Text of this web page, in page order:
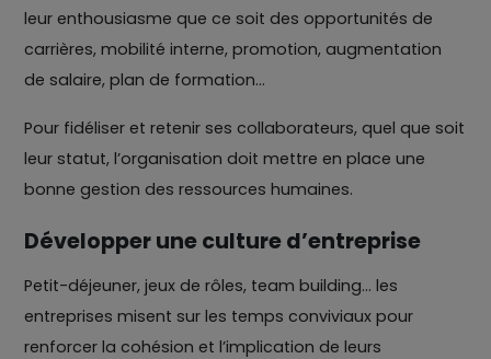
leur enthousiasme que ce soit des opportunités de
carrières, mobilité interne, promotion, augmentation
de salaire, plan de formation…
Pour fidéliser et retenir ses collaborateurs, quel que soit
leur statut, l’organisation doit mettre en place une
bonne gestion des ressources humaines.
Développer une culture d’entreprise
Petit-déjeuner, jeux de rôles, team building... les
entreprises misent sur les temps conviviaux pour
renforcer la cohésion et l’implication de leurs